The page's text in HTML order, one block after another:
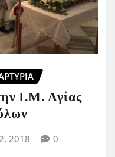
Ι.Μ. Αγίας
2018 0